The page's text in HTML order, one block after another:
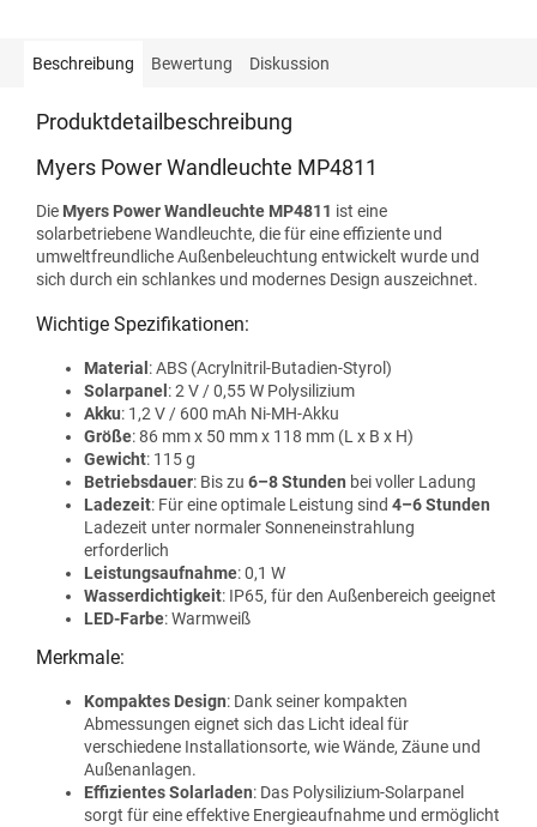
Beschreibung Bewertung Diskussion
Produktdetailbeschreibung
Myers Power Wandleuchte MP4811
Die Myers Power Wandleuchte MP4811 ist eine
solarbetriebene Wandleuchte, die für eine effiziente und
umweltfreundliche Außenbeleuchtung entwickelt wurde und
sich durch ein schlankes und modernes Design auszeichnet.
Wichtige Spezifikationen:
Material : ABS (Acrylnitril-Butadien-Styrol)
Solarpanel : 2 V / 0,55 W Polysilizium
Akku: 1,2 V / 600 mAh Ni-MH-Akku
Größe: 86 mm x 50 mm x 118 mm (L x B x H)
Gewicht: 115 g
Betriebsdauer: Bis zu 6–8 Stunden bei voller Ladung
Ladezeit: Für eine optimale Leistung sind 4–6 Stunden
Ladezeit unter normaler Sonneneinstrahlung
erforderlich
Leistungsaufnahme: 0,1 W
Wasserdichtigkeit: IP65, für den Außenbereich geeignet
LED-Farbe: Warmweiß
Merkmale:
Kompaktes Design: Dank seiner kompakten
Abmessungen eignet sich das Licht ideal für
verschiedene Installationsorte, wie Wände, Zäune und
Außenanlagen.
Effizientes Solarladen: Das Polysilizium-Solarpanel
sorgt für eine effektive Energieaufnahme und ermöglicht